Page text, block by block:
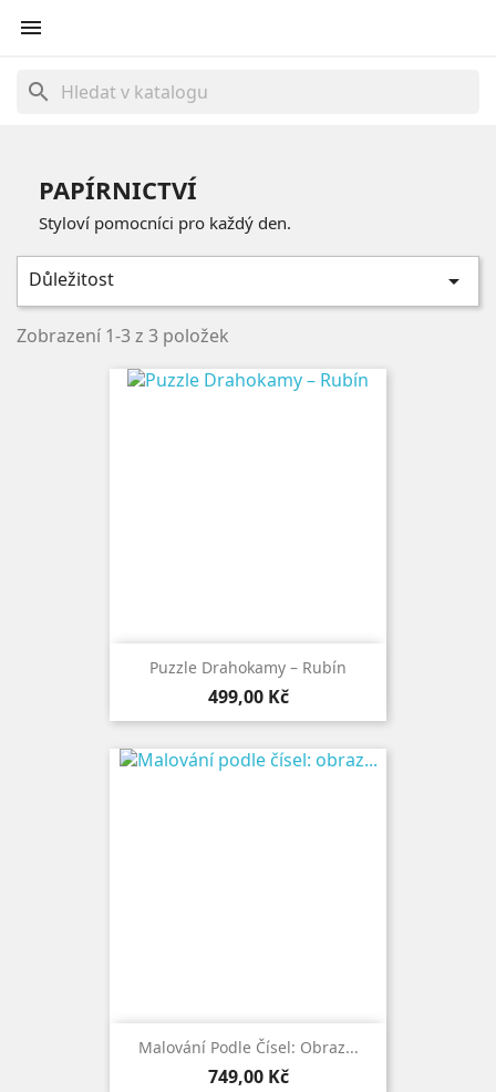

search
PAPÍRNICTVÍ
Styloví pomocníci pro každý den.
Důležitost 
Zobrazení 1-3 z 3 položek
Puzzle Drahokamy – Rubín
Cena
499,00 Kč
Malování Podle Čísel: Obraz...
Cena
749,00 Kč